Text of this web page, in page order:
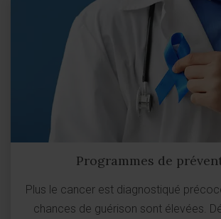
Programmes de
Plus le cancer est diagnostiqué
chances de guérison sont élevées.